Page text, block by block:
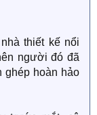
thiết kế nổi
người đó đã
ghép hoàn hảo